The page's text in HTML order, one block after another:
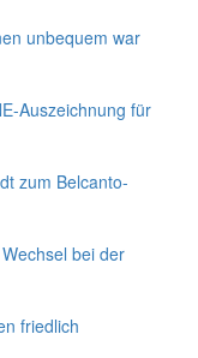
unbequem war
Auszeichnung für
zum Belcanto-
bei der
friedlich